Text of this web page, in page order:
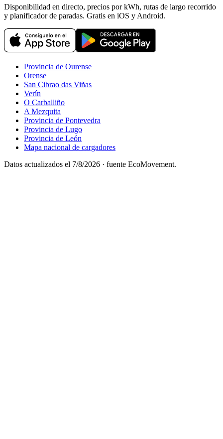
Disponibilidad en directo, precios por kWh, rutas de largo recorrido
y planificador de paradas. Gratis en iOS y Android.
Provincia de Ourense
Orense
San Cibrao das Viñas
Verín
O Carballiño
A Mezquita
Provincia de Pontevedra
Provincia de Lugo
Provincia de León
Mapa nacional de cargadores
Datos actualizados el 7/8/2026 · fuente EcoMovement.